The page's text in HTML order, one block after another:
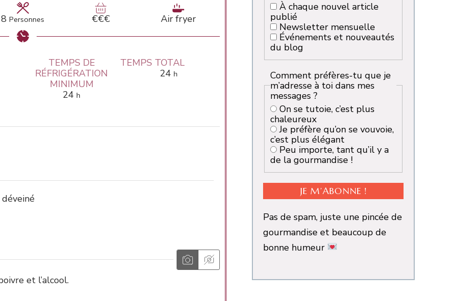
8 Personnes €€€ Air fryer
TEMPS DE
RÉFRIGÉRATION
MINIMUM
24heures
h
TEMPS TOTAL
24heures
h
et l’alcool.
À chaque nouvel article
publié
Newsletter mensuelle
Événements et nouveautés
du blog
Comment préfères-tu que je
m’adresse à toi dans mes
messages ?
On se tutoie, c’est plus
chaleureux
Je préfère qu’on se vouvoie,
c’est plus élégant
de la gourmandise !
Pas de spam, juste une pincée de
gourmandise et beaucoup de
bonne humeur